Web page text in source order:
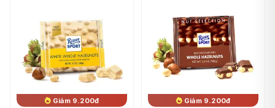
Giảm 9.200đ
Giảm 9.200đ